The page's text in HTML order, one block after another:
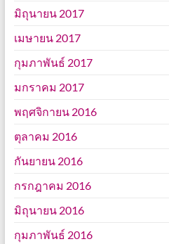
มิถุนายน 2017
เมษายน 2017
กุมภาพันธ์ 2017
มกราคม 2017
พฤศจิกายน 2016
ตุลาคม 2016
กันยายน 2016
กรกฎาคม 2016
มิถุนายน 2016
กุมภาพันธ์ 2016